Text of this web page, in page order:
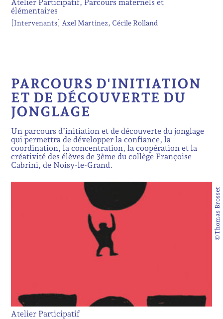
Atelier Participatif, Parcours maternels et
élémentaires
[Intervenants] Axel Martinez Cécile Rolland
PARCOURS D'INITIATION
ET DE DÉCOUVERTE DU
JONGLAGE
Un parcours d’initiation et de découverte du jonglage
qui permettra de développer la confiance, la
coordination, la concentration, la coopération et la
créativité des élèves de 3ème du collège Françoise
Cabrini, de Noisy-le-Grand.
©Thomas Brosset
Atelier Participatif